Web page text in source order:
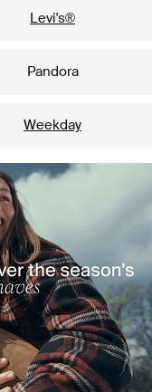
Levi's®
Pandora
Weekday